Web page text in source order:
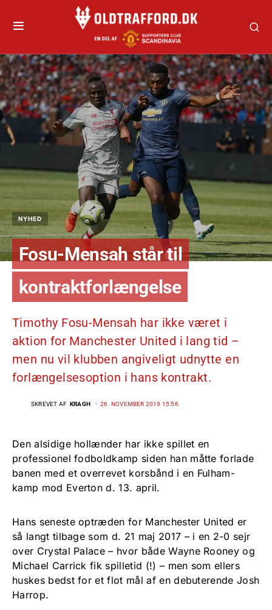
NYHED
Fosu-Mensah står til
kontraktforlængelse
Timothy Fosu-Mensah har ikke været i
aktion for Manchester United i lang tid –
men nu vil klubben angiveligt udnytte en
forlængelsesoption i hans kontrakt.
SKREVET AF KRAGH 26. NOVEMBER 2019 15:56
Den alsidige hollænder har ikke spillet en
professionel fodboldkamp siden han måtte forlade
banen med et overrevet korsbånd i en Fulham-
kamp mod Everton d. 13. april.
Hans seneste optræden for Manchester United er
så langt tilbage som d. 21 maj 2017 – i en 2-0 sejr
over Crystal Palace – hvor både Wayne Rooney og
Michael Carrick fik spilletid (!) – men som ellers
huskes bedst for et flot mål af en debuterende Josh
Harrop.